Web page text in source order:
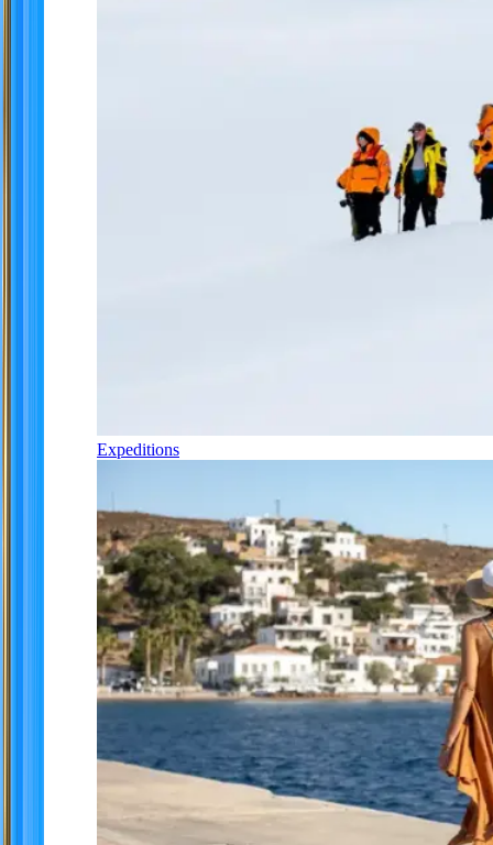
Expeditions